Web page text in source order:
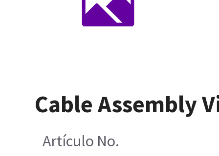
Cable Assembly
Artículo No.